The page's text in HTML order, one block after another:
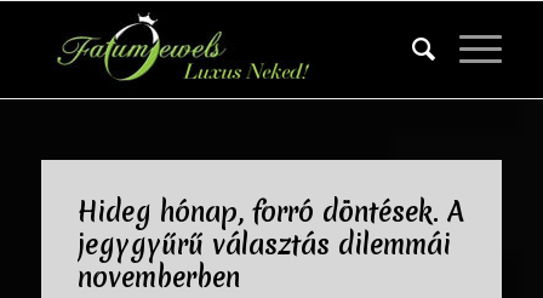
Hideg hónap, forró döntések. A
jegygyűrű választás dilemmái
novemberben